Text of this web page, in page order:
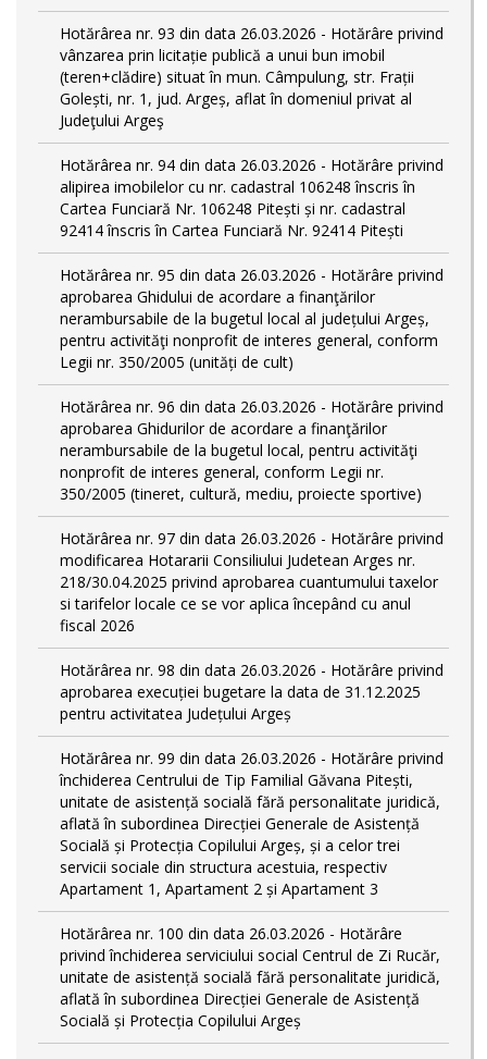
Hotărârea nr. 93 din data 26.03.2026 - Hotărâre privind
vânzarea prin licitație publică a unui bun imobil
(teren+clădire) situat în mun. Câmpulung, str. Frații
Golești, nr. 1, jud. Argeș, aflat în domeniul privat al
Judeţului Argeş
Hotărârea nr. 94 din data 26.03.2026 - Hotărâre privind
alipirea imobilelor cu nr. cadastral 106248 înscris în
Cartea Funciară Nr. 106248 Pitești și nr. cadastral
92414 înscris în Cartea Funciară Nr. 92414 Pitești
Hotărârea nr. 95 din data 26.03.2026 - Hotărâre privind
aprobarea Ghidului de acordare a finanţărilor
nerambursabile de la bugetul local al județului Argeș,
pentru activităţi nonprofit de interes general, conform
Legii nr. 350/2005 (unități de cult)
Hotărârea nr. 96 din data 26.03.2026 - Hotărâre privind
aprobarea Ghidurilor de acordare a finanţărilor
nerambursabile de la bugetul local, pentru activităţi
nonprofit de interes general, conform Legii nr.
350/2005 (tineret, cultură, mediu, proiecte sportive)
Hotărârea nr. 97 din data 26.03.2026 - Hotărâre privind
modificarea Hotararii Consiliului Judetean Arges nr.
218/30.04.2025 privind aprobarea cuantumului taxelor
si tarifelor locale ce se vor aplica începând cu anul
fiscal 2026
Hotărârea nr. 98 din data 26.03.2026 - Hotărâre privind
aprobarea execuției bugetare la data de 31.12.2025
pentru activitatea Județului Argeș
Hotărârea nr. 99 din data 26.03.2026 - Hotărâre privind
închiderea Centrului de Tip Familial Găvana Pitești,
unitate de asistență socială fără personalitate juridică,
aflată în subordinea Direcției Generale de Asistență
Socială și Protecția Copilului Argeș, și a celor trei
servicii sociale din structura acestuia, respectiv
Apartament 1, Apartament 2 și Apartament 3
Hotărârea nr. 100 din data 26.03.2026 - Hotărâre
privind închiderea serviciului social Centrul de Zi Rucăr,
unitate de asistență socială fără personalitate juridică,
aflată în subordinea Direcției Generale de Asistență
Socială și Protecția Copilului Argeș